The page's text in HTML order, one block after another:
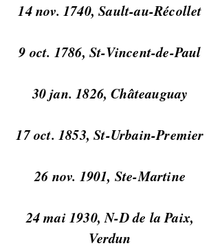
14 nov. 1740, Sault-au-Récollet
9 oct. 1786, St-Vincent-de-Paul
30 jan. 1826, Châteauguay
17 oct. 1853, St-Urbain-Premier
26 nov. 1901, Ste-Martine
24 mai 1930, N-D de la Paix,
Verdun